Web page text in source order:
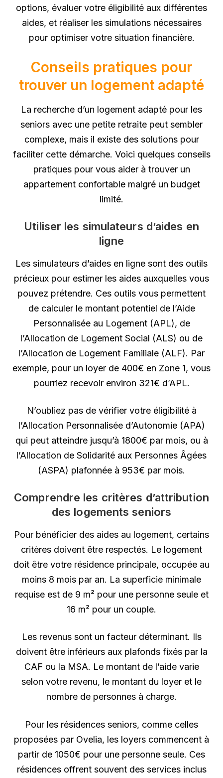
options, évaluer votre éligibilité aux différentes
aides, et réaliser les simulations nécessaires
pour optimiser votre situation financière.
Conseils pratiques pour
trouver un logement adapté
La recherche d’un logement adapté pour les
seniors avec une petite retraite peut sembler
complexe, mais il existe des solutions pour
faciliter cette démarche. Voici quelques conseils
pratiques pour vous aider à trouver un
appartement confortable malgré un budget
limité.
Utiliser les simulateurs d’aides en
ligne
Les simulateurs d’aides en ligne sont des outils
précieux pour estimer les aides auxquelles vous
pouvez prétendre. Ces outils vous permettent
de calculer le montant potentiel de l’Aide
Personnalisée au Logement (APL), de
l’Allocation de Logement Social (ALS) ou de
l’Allocation de Logement Familiale (ALF). Par
exemple, pour un loyer de 400€ en Zone 1, vous
pourriez recevoir environ 321€ d’APL.
N’oubliez pas de vérifier votre éligibilité à
l’Allocation Personnalisée d’Autonomie (APA)
qui peut atteindre jusqu’à 1800€ par mois, ou à
l’Allocation de Solidarité aux Personnes Âgées
(ASPA) plafonnée à 953€ par mois.
Comprendre les critères d’attribution
des logements seniors
Pour bénéficier des aides au logement, certains
critères doivent être respectés. Le logement
doit être votre résidence principale, occupée au
moins 8 mois par an. La superficie minimale
requise est de 9 m² pour une personne seule et
16 m² pour un couple.
Les revenus sont un facteur déterminant. Ils
doivent être inférieurs aux plafonds fixés par la
CAF ou la MSA. Le montant de l’aide varie
selon votre revenu, le montant du loyer et le
nombre de personnes à charge.
Pour les résidences seniors, comme celles
proposées par Ovelia, les loyers commencent à
partir de 1050€ pour une personne seule. Ces
résidences offrent souvent des services inclus